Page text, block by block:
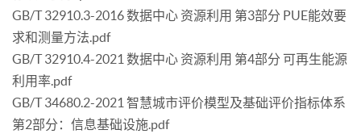
GB/T 32910.3-2016 数据中心 资源利用 第3部分 PUE能效要
求和测量方法.pdf
GB/T 32910.4-2021 数据中心 资源利用 第4部分 可再生能源
利用率.pdf
GB/T 34680.2-2021 智慧城市评价模型及基础评价指标体系
第2部分：信息基础设施.pdf